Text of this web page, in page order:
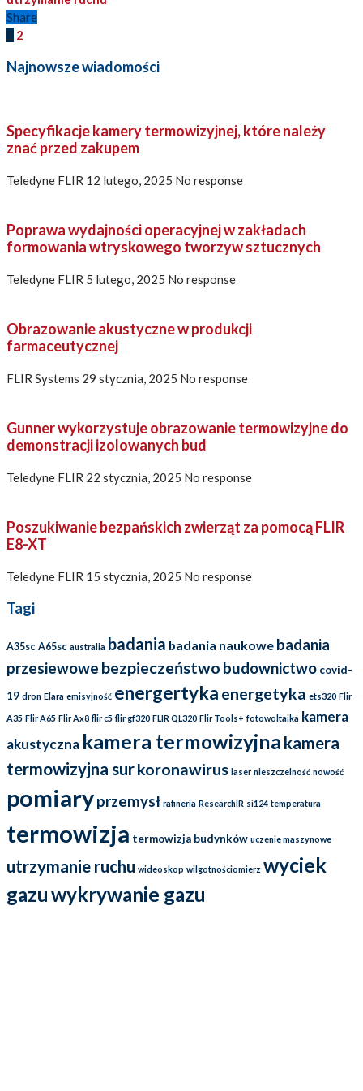
Share
1 2
Najnowsze wiadomości
Specyfikacje kamery termowizyjnej, które należy
znać przed zakupem
Teledyne FLIR 12 lutego, 2025 No response
Poprawa wydajności operacyjnej w zakładach
formowania wtryskowego tworzyw sztucznych
Teledyne FLIR 5 lutego, 2025 No response
Obrazowanie akustyczne w produkcji
farmaceutycznej
FLIR Systems 29 stycznia, 2025 No response
Gunner wykorzystuje obrazowanie termowizyjne do
demonstracji izolowanych bud
Teledyne FLIR 22 stycznia, 2025 No response
Poszukiwanie bezpańskich zwierząt za pomocą FLIR
E8-XT
Teledyne FLIR 15 stycznia, 2025 No response
Tagi
A35sc A65sc australia badania badania naukowe badania
przesiewowe bezpieczeństwo budownictwo covid-
19 dron Elara emisyjność energertyka energetyka ets320 Flir
A35 Flir A65 Flir Ax8 flir c5 flir gf320 FLIR QL320 Flir Tools+ fotowoltaika kamera
akustyczna kamera termowizyjna kamera
termowizyjna surkoronawirus laser nieszczelność nowość
pomiaryprzemysł rafineria ResearchIR si124 temperatura
termowizja termowizja budynków uczenie maszynowe
utrzymanie ruchu wideoskop wilgotnościomierz wyciek
gazuwykrywanie gazu